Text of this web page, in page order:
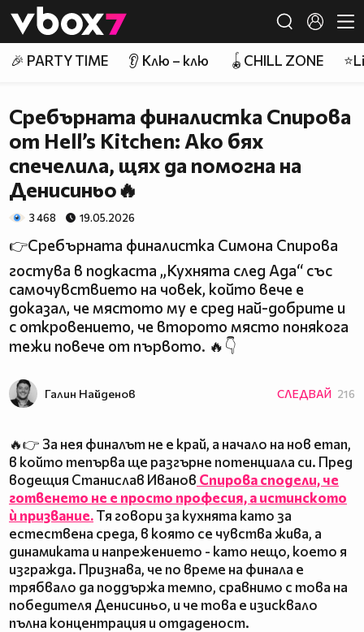
👾
🎉 PARTY TIME 👂 Клю – клю 🪀CHILL ZONE
Сребърната финалистка Спирова
от Hell’s Kitchen: Ако бях
спечелила, щях да помогна на
Денисиньо🔥
3 468 19.05.2026
👉Сребърната финалистка Симона Спирова
гостува в подкаста „Кухнята след Ада“ със
самочувствието на човек, който вече е
доказал, че мястото му е сред най-добрите и
с откровението, че второто място понякога
тежи повече от първото. 🔥👇
Галин Найденов СЛЕДВАЙ 216
🔥👉 За нея финалът не е край, а начало на нов етап,
в който тепърва ще разгърне потенциала си. Пред
водещия Станислав Иванов Спирова сподели, че
готвенето не е просто професия, а истинското
ѝ призвание.Тя говори за кухнята като за
естествена среда, в която се чувства жива, а
динамиката и напрежението - като нещо, което я
изгражда. Признава, че по време на финала е
трябвало да поддържа темпо, сравнимо с това на
победителя Денисиньо, и че това е изисквало
пълна концентрация и отдаденост.